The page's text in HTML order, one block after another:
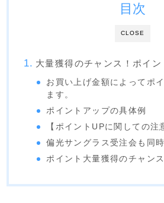
CLOSE
目次
大量獲得のチャンス！ポイン
お買い上げ金額によってポ
ます。
ポイントアップの具体例
【ポイントUPに関しての注
偏光サングラス受注会も同時
ポイント大量獲得のチャン